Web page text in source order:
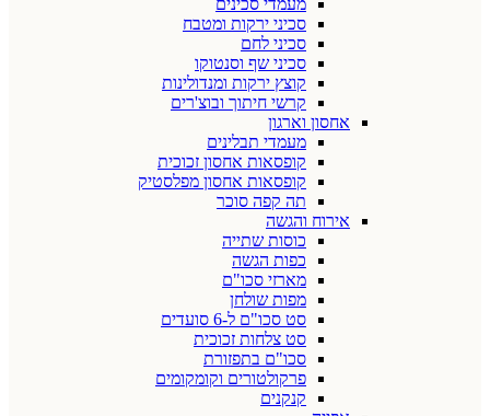
מעמדי סכינים
סכיני ירקות ומטבח
סכיני לחם
סכיני שף וסנטוקו
קוצץ ירקות ומנדולינות
קרשי חיתוך ובוצ'רים
אחסון וארגון
מעמדי תבלינים
קופסאות אחסון זכוכית
קופסאות אחסון מפלסטיק
תה קפה סוכר
אירוח והגשה
כוסות שתייה
כפות הגשה
מארזי סכו"ם
מפות שולחן
סט סכו"ם ל-6 סועדים
סט צלחות זכוכית
סכו"ם בתפזורת
פרקולטורים וקומקומים
קנקנים